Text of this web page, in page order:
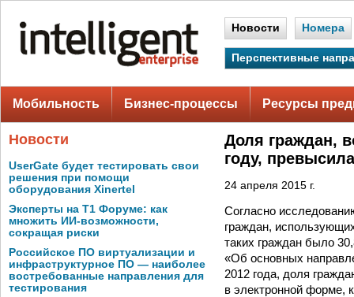
Новости Номера
Перспективные
Мобильность Бизнес-процессы Ресурсы
Новости
UserGate будет тестировать свои
решения при помощи
оборудования Xinertel
Эксперты на Т1 Форуме: как
множить ИИ-возможности,
сокращая риски
Российское ПО виртуализации и
инфраструктурное ПО — наиболее
востребованные направления для
тестирования
Доля граждан,
году,
24 апреля 2015 г.
Согласно
граждан,
таких граждан было
«Об основных
2012 года, доля
в электронной форме,